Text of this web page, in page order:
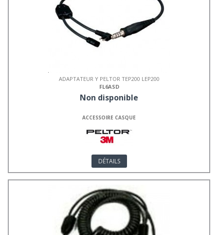
ADAPTATEUR Y PELTOR TEP200 LEP200
FL6ASD
Non disponible
ACCESSOIRE CASQUE
DÉTAILS